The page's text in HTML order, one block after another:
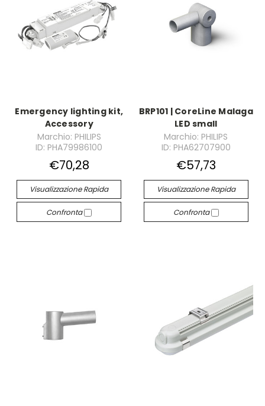
Emergency lighting kit,
Accessory
Marchio: PHILIPS
ID: PHA79986100
€70,28
Visualizzazione Rapida
Confronta
BRP101 | CoreLine Malaga
LED small
Marchio: PHILIPS
ID: PHA62707900
€57,73
Visualizzazione Rapida
Confronta